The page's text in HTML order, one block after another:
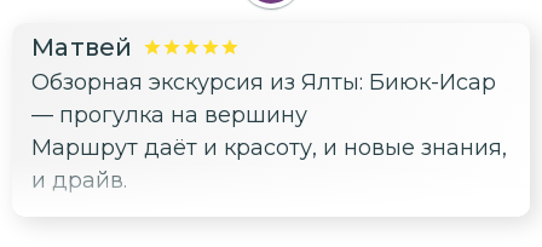
Матвей
Обзорная экскурсия из Ялты: Биюк-Исар
— прогулка на вершину
Маршрут даёт и красоту, и новые знания,
и драйв.